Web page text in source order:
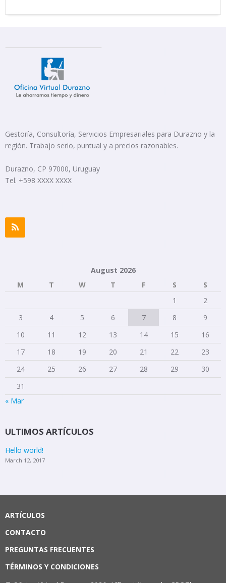
Gestoría, Consultoría, Servicios Empresariales para Durazno y la
región. Trabajo serio, puntual y a precios razonables.
Durazno, CP 97000, Uruguay
Tel. +598 XXXX XXXX
August 2026
M
T W T F S
S
1
2
3
4 5 6 7 8
9
10
11 12 13 14 15
16
17
18 19 20 21 22
23
24
25 26 27 28 29
30
31
« Mar
ULTIMOS ARTÍCULOS
Hello world!
March 12, 2017
ARTÍCULOS
CONTACTO
PREGUNTAS FRECUENTES
TÉRMINOS Y CONDICIONES